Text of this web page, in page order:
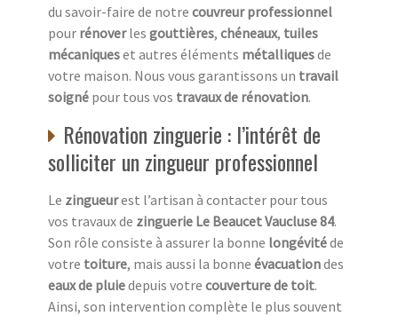
du savoir-faire de notre couvreur professionnel
pour rénoverles gouttières, chéneaux, tuiles
mécaniqueset autres éléments métalliquesde
votre maison. Nous vous garantissons un travail
soigné pour tous vos travaux de rénovation.
Rénovation zinguerie : l’intérêt de
solliciter un zingueur professionnel
Le zingueurest l’artisan à contacter pour tous
vos travaux de zinguerie Le Beaucet Vaucluse 84.
Son rôle consiste à assurer la bonne longévitéde
votre toiture, mais aussi la bonne évacuationdes
eaux de pluiedepuis votre couverture de toit.
Ainsi, son intervention complète le plus souvent